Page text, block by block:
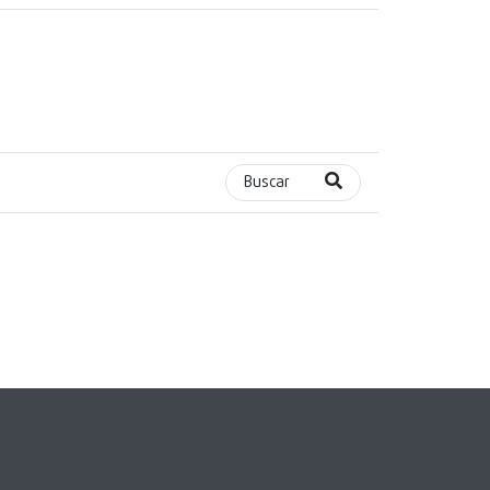
Buscar